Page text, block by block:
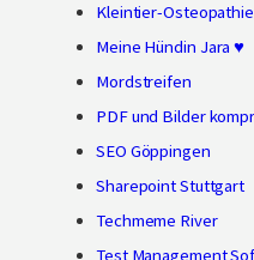
Kleintier-
Meine Hündin Jara ♥
Mordstreifen
PDF und Bilder
SEO Göppingen
Sharepoint Stuttgart
Techmeme River
Test Management